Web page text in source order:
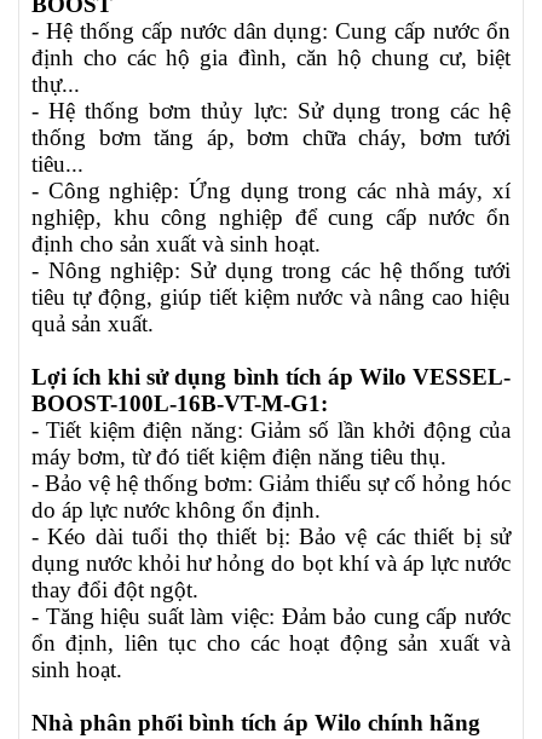
- Hệ thống cấp nước dân dụng: Cung cấp nước ổn
định cho các hộ gia đình, căn hộ chung cư, biệt
thự...
- Hệ thống bơm thủy lực: Sử dụng trong các hệ
thống bơm tăng áp, bơm chữa cháy, bơm tưới
tiêu...
- Công nghiệp: Ứng dụng trong các nhà máy, xí
nghiệp, khu công nghiệp để cung cấp nước ổn
định cho sản xuất và sinh hoạt.
- Nông nghiệp: Sử dụng trong các hệ thống tưới
tiêu tự động, giúp tiết kiệm nước và nâng cao hiệu
quả sản xuất.
Lợi ích khi sử dụng bình tích áp Wilo VESSEL-
BOOST-100L-16B-VT-M-G1:
- Tiết kiệm điện năng: Giảm số lần khởi động của
máy bơm, từ đó tiết kiệm điện năng tiêu thụ.
- Bảo vệ hệ thống bơm: Giảm thiểu sự cố hỏng hóc
do áp lực nước không ổn định.
- Kéo dài tuổi thọ thiết bị: Bảo vệ các thiết bị sử
dụng nước khỏi hư hỏng do bọt khí và áp lực nước
thay đổi đột ngột.
- Tăng hiệu suất làm việc: Đảm bảo cung cấp nước
ổn định, liên tục cho các hoạt động sản xuất và
sinh hoạt.
Nhà phân phối bình tích áp Wilo chính hãng